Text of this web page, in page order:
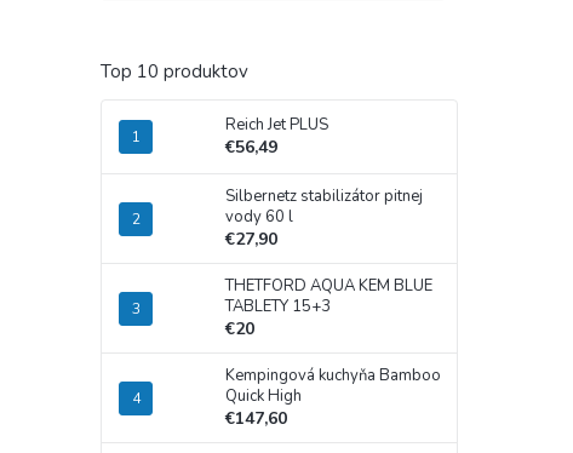
Top 10 produktov
Reich Jet PLUS
€56,49
Silbernetz stabilizátor pitnej
vody 60 l
€27,90
THETFORD AQUA KEM BLUE
TABLETY 15+3
€20
Kempingová kuchyňa Bamboo
Quick High
€147,60